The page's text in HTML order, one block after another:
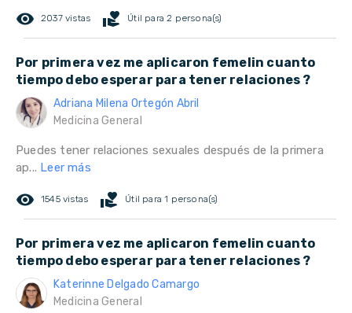
remove_red_eye 2037 vistas volunteer_activism Útil para 2 persona(s)
Por primera vez me aplicaron femelin cuanto
tiempo debo esperar para tener relaciones ?
Adriana Milena Ortegón Abril
Medicina General
Puedes tener relaciones sexuales después de la primera
ap... Leer más
remove_red_eye 1545 vistas volunteer_activism Útil para 1 persona(s)
Por primera vez me aplicaron femelin cuanto
tiempo debo esperar para tener relaciones ?
Katerinne Delgado Camargo
Medicina General